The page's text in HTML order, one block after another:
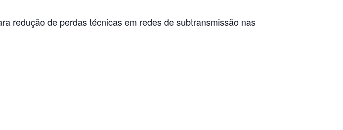
redução de perdas técnicas em redes de subtransmissão nas